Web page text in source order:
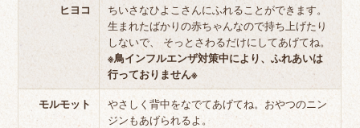
ヒヨコ
ちいさなひよこさんにふれることができます。
生まれたばかりの赤ちゃんなので持ち上げたり
しないで、 そっとさわるだけにしてあげてね。
※鳥インフルエンザ対策中により、ふれあいは
行っておりません※
モルモット
やさしく背中をなでてあげてね。おやつのニン
ジンもあげられるよ。